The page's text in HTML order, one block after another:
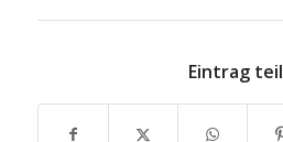
Eintrag